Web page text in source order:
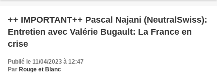
++ IMPORTANT++ Pascal Najani (NeutralSwiss):
Entretien avec Valérie Bugault: La France en
crise
Publié le 11/04/2023 à 12:47
Par Rouge et Blanc